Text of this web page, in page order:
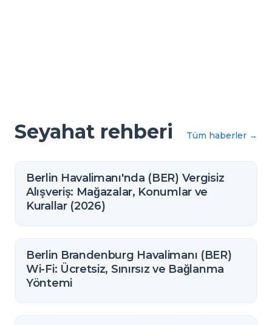
Seyahat rehberi Tüm haberler →
Berlin Havalimanı'nda (BER) Vergisiz
Alışveriş: Mağazalar, Konumlar ve
Kurallar (2026)
Berlin Brandenburg Havalimanı (BER)
Wi-Fi: Ücretsiz, Sınırsız ve Bağlanma
Yöntemi